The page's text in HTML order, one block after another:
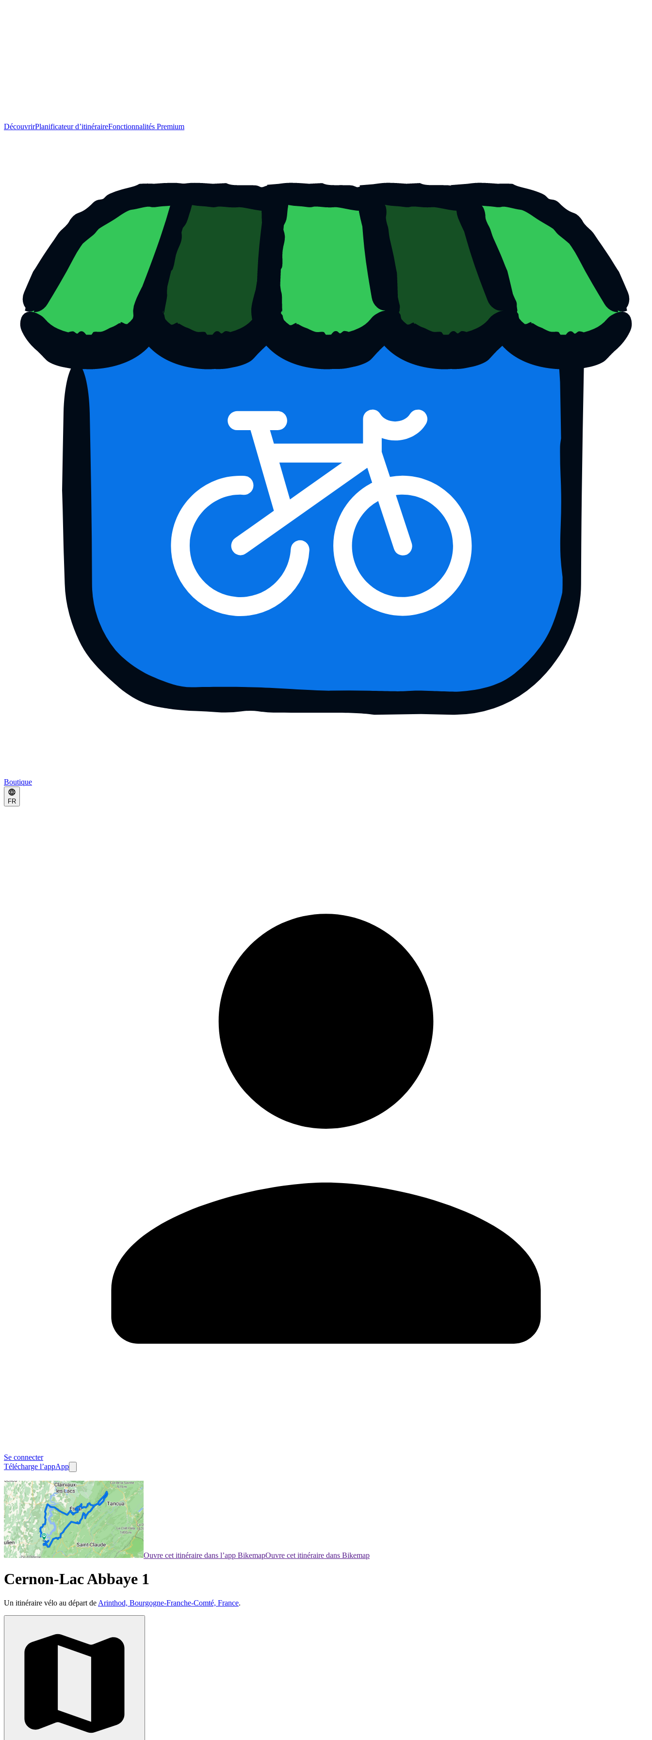
DécouvrirPlanificateur d’itinéraireFonctionnalités Premium
Boutique
FR
Se connecter
Télécharge l’appApp
Ouvre cet itinéraire dans l’app BikemapOuvre cet itinéraire dans Bikemap
Cernon-Lac Abbaye 1
Un itinéraire vélo au départ de Arinthod, Bourgogne-Franche-Comté, France.